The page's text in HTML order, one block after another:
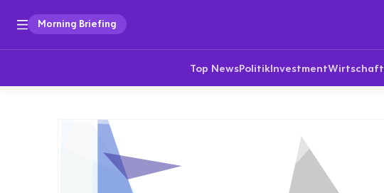
Morning Briefing
Top NewsPolitikInvestmentWirtschaft